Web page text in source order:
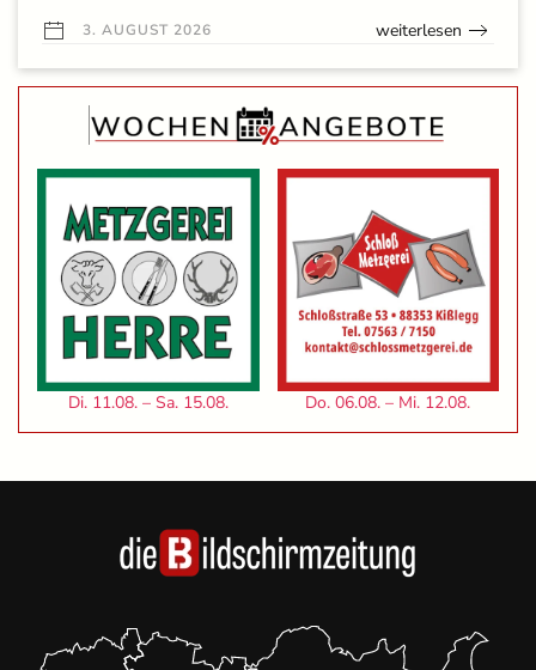
3. AUGUST 2026 weiterlesen
Di. 11.08. – Sa. 15.08. Do. 06.08. – Mi. 12.08.